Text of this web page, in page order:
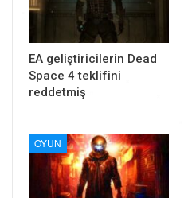
EA geliştiricilerin Dead
Space 4 teklifini
reddetmiş
OYUN